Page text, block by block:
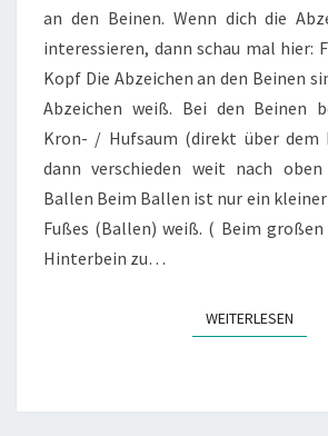
an den Beinen. Wenn dich die
interessieren, dann schau mal hier:
Kopf Die Abzeichen an den Beinen
Abzeichen weiß. Bei den Beinen
Kron- / Hufsaum (direkt über dem
dann verschieden weit nach
Ballen Beim Ballen ist nur ein
Fußes (Ballen) weiß. ( Beim
Hinterbein zu…
WEITERLESEN